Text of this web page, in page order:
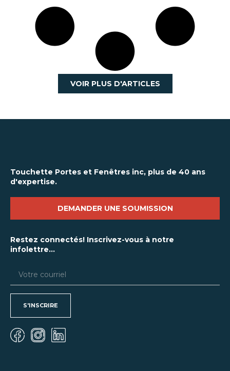
VOIR PLUS D'ARTICLES
Touchette Portes et Fenêtres inc, plus de 40 ans
d'expertise.
DEMANDER UNE SOUMISSION
Restez connectés! Inscrivez-vous à notre
infolettre...
S'INSCRIRE